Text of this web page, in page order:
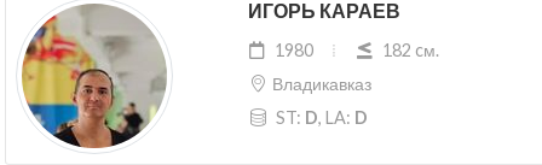
ИГОРЬ КАРАЕВ
1980
182 cм.
Владикавказ
ST: D, LA: D